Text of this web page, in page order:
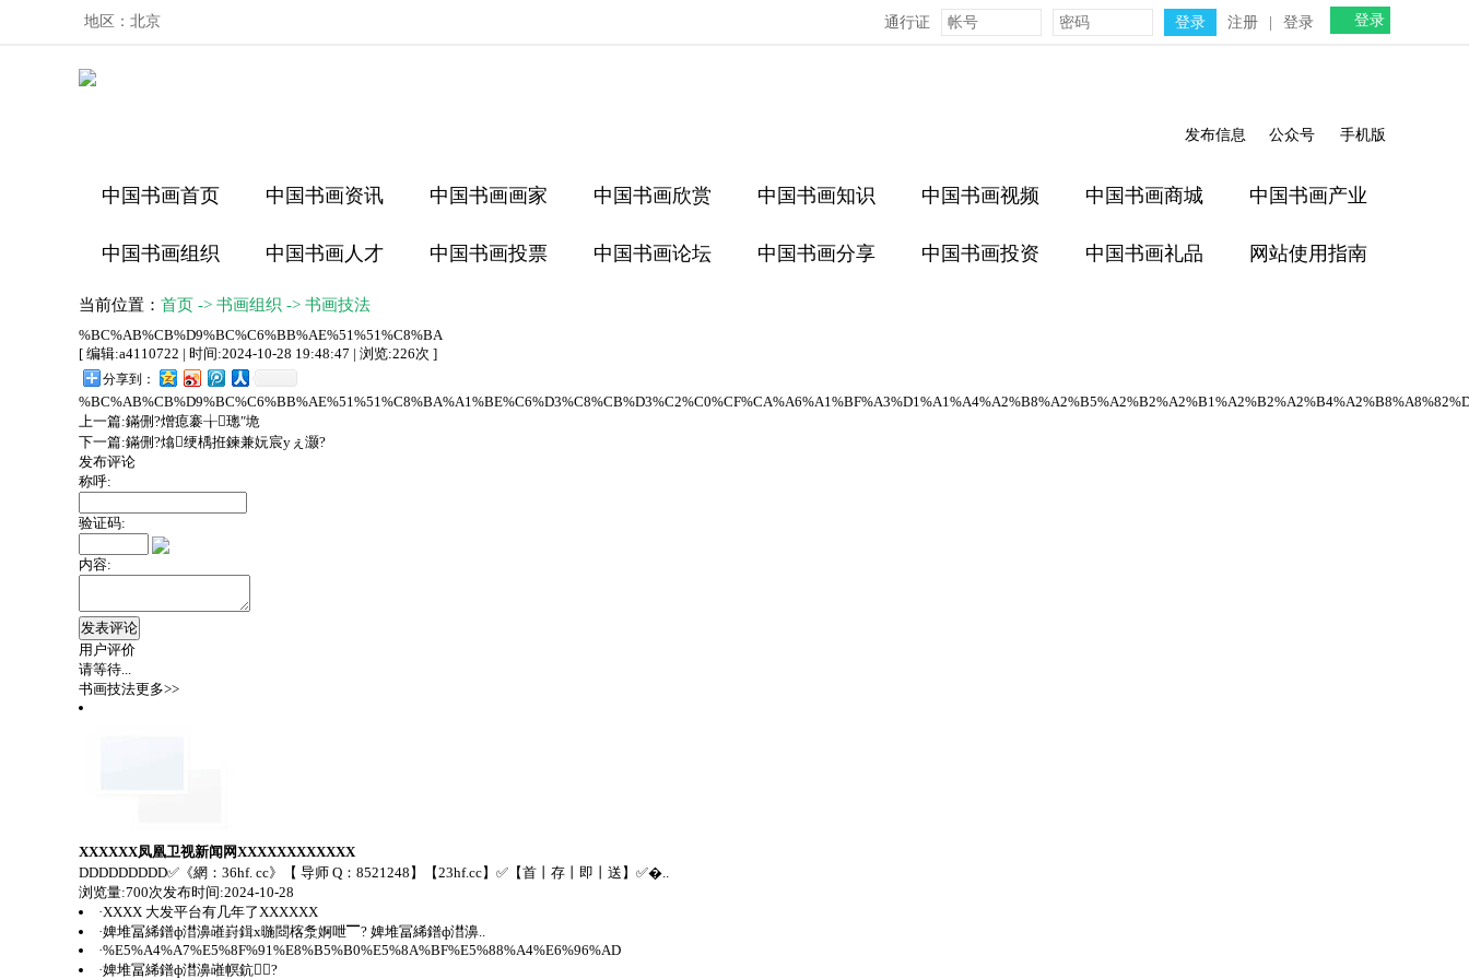
地区： 北京 通行证 注册 登录 登录
发布信息 公众号 手机版
中国书画首页 中国书画资讯 中国书画画家 中国书画欣赏 中国书画知识 中国书画视频 中国书画商城 中国书画产业
中国书画组织 中国书画人才 中国书画投票 中国书画论坛 中国书画分享 中国书画投资 中国书画礼品 网站使用指南
当前位置： 首页 -> 书画组织 -> 书画技法
%BC%AB%CB%D9%BC%C6%BB%AE%51%51%C8%BA
[ 编辑:a4110722 | 时间:2024-10-28 19:48:47 | 浏览:226次 ]
分享到：
上一篇:鏋侀?熷瘜褰╁璁″垝
下一篇:鏋侀?熻绠楀拰鍊兼妧宸уぇ灏?
发布评论
称呼:
验证码:
内容:
用户评价
请等待...
书画技法更多>>
XXXXXX凤凰卫视新闻网XXXXXXXXXXXX
DDDDDDDDD✅《網：36hf. cc》【 导师 Q：8521248】【23hf.cc】✅【首丨存丨即丨送】✅�..
浏览量:700次发布时间:2024-10-28
·XXXX 大发平台有几年了XXXXXX
·婢堆冨絺鐠ф澘濞嶉崶鍓х暆閸楁洜婀呭▔? 婢堆冨絺鐠ф澘濞..
·%E5%A4%A7%E5%8F%91%E8%B5%B0%E5%8A%BF%E5%88%A4%E6%96%AD
·婢堆冨絺鐠ф澘濞嶉幎鈧?